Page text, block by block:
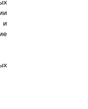
и